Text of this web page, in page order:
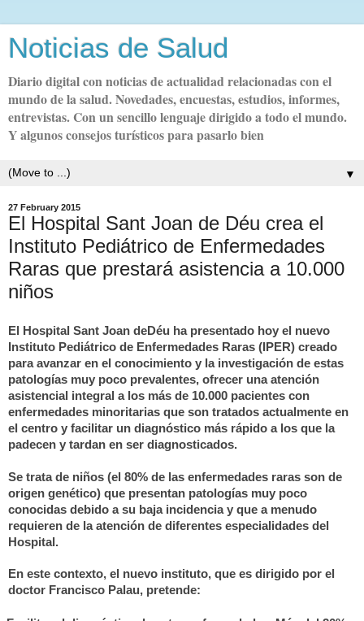
Noticias de Salud
Diario digital con noticias de actualidad relacionadas con el
mundo de la salud. Novedades, encuestas, estudios, informes,
entrevistas. Con un sencillo lenguaje dirigido a todo el mundo.
Y algunos consejos turísticos para pasarlo bien
▼
27 February 2015
El Hospital Sant Joan de Déu crea el
Instituto Pediátrico de Enfermedades
Raras que prestará asistencia a 10.000
niños
El Hospital Sant Joan deDéu ha presentado hoy el nuevo
Instituto Pediátrico de Enfermedades Raras (IPER) creado
para avanzar en el conocimiento y la investigación de estas
patologías muy poco prevalentes, ofrecer una atención
asistencial integral a los más de 10.000 pacientes con
enfermedades minoritarias que son tratados actualmente en
el centro y facilitar un diagnóstico más rápido a los que la
padecen y tardan en ser diagnosticados.
Se trata de niños (el 80% de las enfermedades raras son de
origen genético) que presentan patologías muy poco
conocidas debido a su baja incidencia y que a menudo
requieren de la atención de diferentes especialidades del
Hospital.
En este contexto, el nuevo instituto, que es dirigido por el
doctor Francisco Palau, pretende: